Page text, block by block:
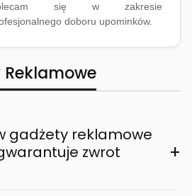
się w zakresie
doboru upominków.
Reklamowe
gadżety reklamowe
zwrot
+